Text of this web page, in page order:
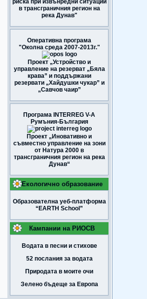
риска при извънредни ситуации
в трансграничния регион на
река Дунав"
Оперативна програма
"Околна среда 2007-2013г."
Проект „Устройство и
управление на резерват „Бяла
крава” и поддържани
резервати „Хайдушки чукар” и
„Савчов чаир”
Програма INTERREG V-A
Румъния-България
Проект „Иновативно и
съвместно управление на зони
от Натура 2000 в
трансграничния регион на река
Дунав“
Екологично образование
Образователна уеб-платформа
“EARTH School”
Кампании на РИОСВ
Водата в песни и стихове
52 послания за водата
Природата в моите очи
Зелено бъдеще за Европа